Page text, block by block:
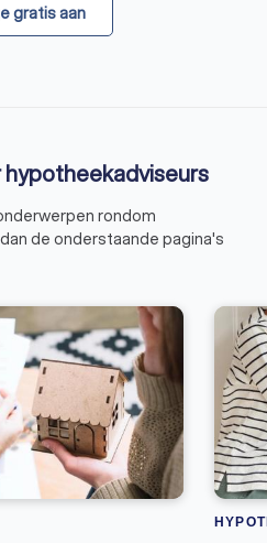
gratis aan
rondom
de onderstaande pagina's